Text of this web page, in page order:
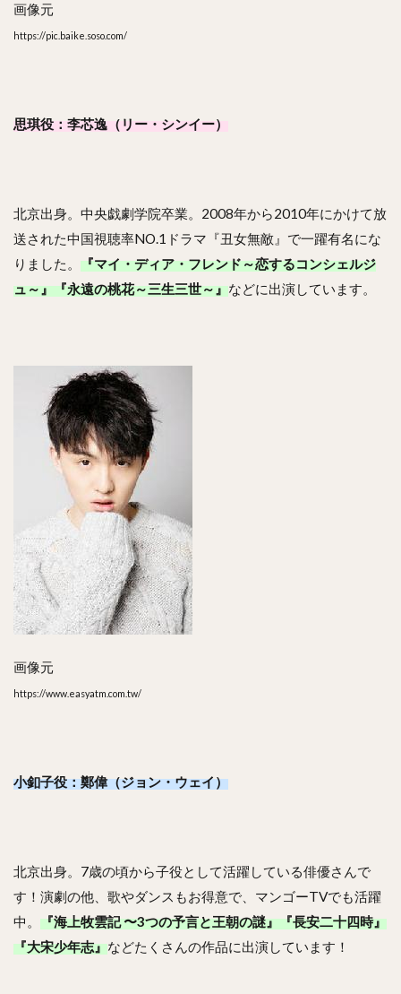
画像元
https://pic.baike.soso.com/
思琪役：李芯逸（リー・シンイー）
北京出身。中央戯劇学院卒業。2008年から2010年にかけて放
送された中国視聴率NO.1ドラマ『丑女無敵』で一躍有名にな
りました。 『マイ・ディア・フレンド～恋するコンシェルジ
ュ～』『永遠の桃花～三生三世～』などに出演しています。
画像元
https://www.easyatm.com.tw/
小釦子役：鄭偉（ジョン・ウェイ）
北京出身。7歳の頃から子役として活躍している俳優さんで
す！演劇の他、歌やダンスもお得意で、マンゴーTVでも活躍
中。 『海上牧雲記 〜3つの予言と王朝の謎』『長安二十四時』
『大宋少年志』などたくさんの作品に出演しています！